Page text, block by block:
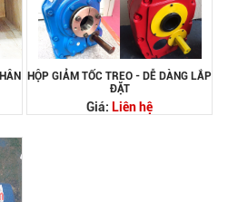
HỘP GIẢM TỐC TREO - DỄ DÀNG LẮP
ĐẶT
Giá: Liên hệ